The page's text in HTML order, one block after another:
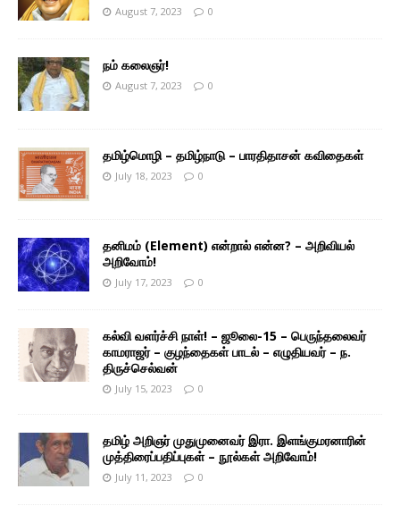
August 7, 2023 0
நம் கலைஞர்!
August 7, 2023 0
தமிழ்மொழி – தமிழ்நாடு – பாரதிதாசன் கவிதைகள்
July 18, 2023 0
தனிமம் (Element) என்றால் என்ன? – அறிவியல்
அறிவோம்!
July 17, 2023 0
கல்வி வளர்ச்சி நாள்! – ஜூலை-15 – பெருந்தலைவர்
காமராஜர் – குழந்தைகள் பாடல் – எழுதியவர் – ந.
திருச்செல்வன்
July 15, 2023 0
தமிழ் அறிஞர் முதுமுனைவர் இரா. இளங்குமரனாரின்
முத்திரைப்பதிப்புகள் – நூல்கள் அறிவோம்!
July 11, 2023 0